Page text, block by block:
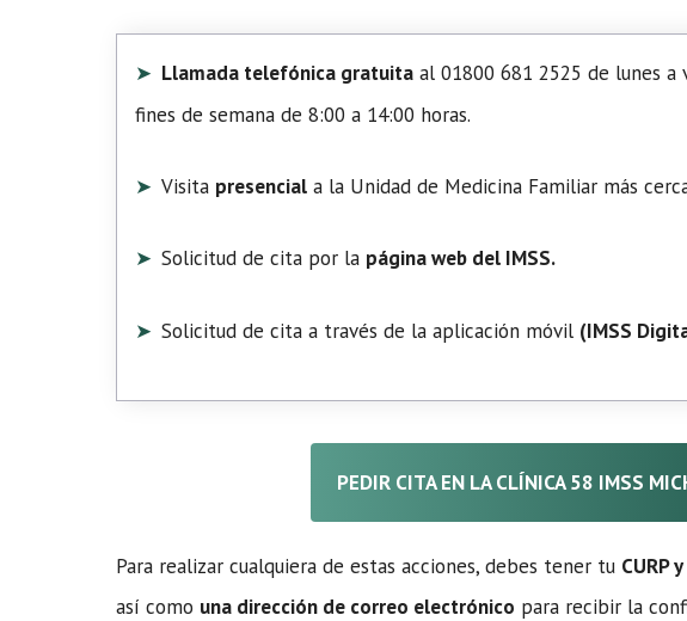
Llamada telefónica gratuita al 01800 681 2525 de lunes a
fines de semana de 8:00 a 14:00 horas.
Visita presencial a la Unidad de Medicina Familiar más
Solicitud de cita por la página web del IMSS.
Solicitud de cita a través de la aplicación móvil (IMSS
PEDIR CITA EN LA CLÍNICA 58 IMSS
Para realizar cualquiera de estas acciones, debes tener tu CURP
así como una dirección de correo electrónico para recibir la